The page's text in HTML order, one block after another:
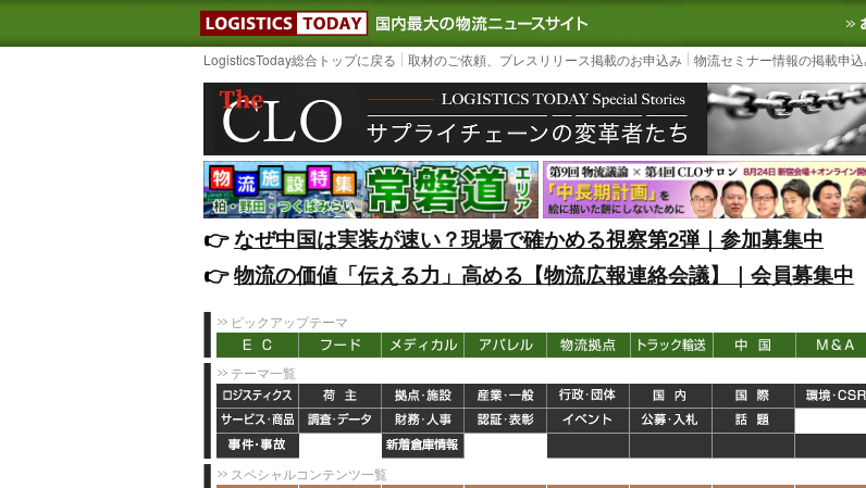
LOGISTICS TODAY｜国内最大の物流ニュースサイト
3PL, SCMなど国内
LogisticsToday総合トップに戻る 取材のご依頼、プレスリリース掲載のお申込み 物流セミナー情報の掲載申
👉️なぜ中国は実装が速い？現場で確かめる視察第2弾｜参加募集中
👉️物流の価値「伝える力」高める【物流広報連絡会議】｜会員募集中
ピックアップテーマ
テーマ一覧
スペシャルコンテンツ一覧